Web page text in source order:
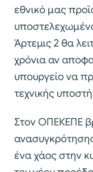
εθνικό μας
Άρτεμις 2 θα
χρόνια αν
υπουργείο να
τεχνικής
Στον ΟΠΕΚΕΠΕ
ένα χάος στην